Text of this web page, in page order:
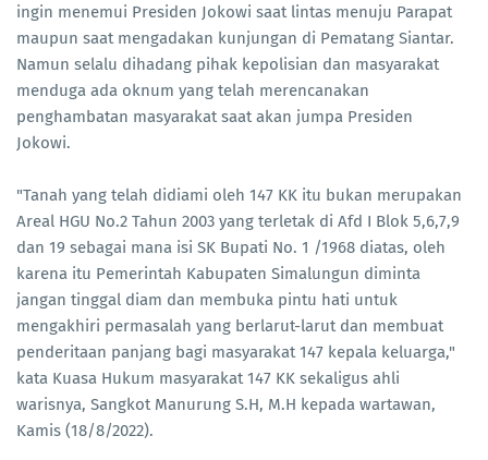
ingin menemui Presiden Jokowi saat lintas menuju Parapat
maupun saat mengadakan kunjungan di Pematang Siantar.
Namun selalu dihadang pihak kepolisian dan masyarakat
menduga ada oknum yang telah merencanakan
penghambatan masyarakat saat akan jumpa Presiden
Jokowi.
"Tanah yang telah didiami oleh 147 KK itu bukan merupakan
Areal HGU No.2 Tahun 2003 yang terletak di Afd I Blok 5,6,7,9
dan 19 sebagai mana isi SK Bupati No. 1 /1968 diatas, oleh
karena itu Pemerintah Kabupaten Simalungun diminta
jangan tinggal diam dan membuka pintu hati untuk
mengakhiri permasalah yang berlarut-larut dan membuat
penderitaan panjang bagi masyarakat 147 kepala keluarga,"
kata Kuasa Hukum masyarakat 147 KK sekaligus ahli
warisnya, Sangkot Manurung S.H, M.H kepada wartawan,
Kamis (18/8/2022).